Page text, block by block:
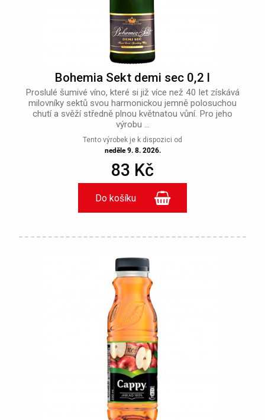
Bohemia Sekt demi sec 0,2 l
Proslulé šumivé víno, které si již více než 40 let získává
milovníky sektů svou harmonickou jemně polosuchou
chutí a svěží středně plnou květnatou vůní. Pro jeho
výrobu ...
Tento výrobek je k dispozici od
neděle 9. 8. 2026.
83 Kč